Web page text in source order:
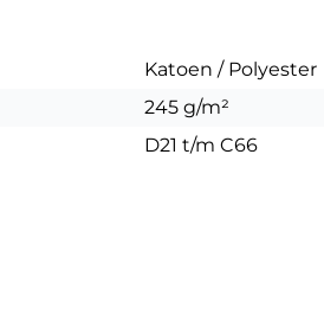
Katoen / Polyester
245 g/m²
D21 t/m C66